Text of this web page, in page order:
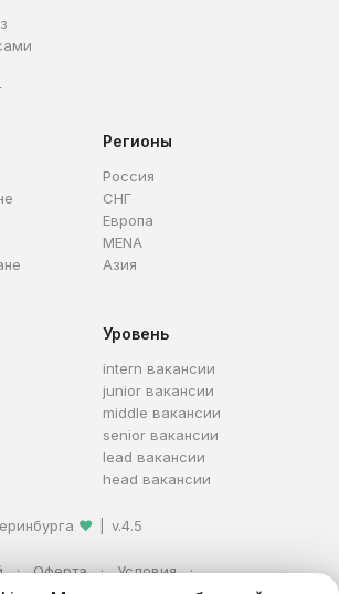
Регионы
Россия
СНГ
Европа
MENA
Азия
Уровень
intern вакансии
junior вакансии
middle вакансии
senior вакансии
lead вакансии
head вакансии
❤
v.4.5
Оферта
Условия
Реклама